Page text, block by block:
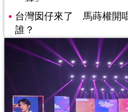
台灣囡仔來了 馬蒔權開
誰？